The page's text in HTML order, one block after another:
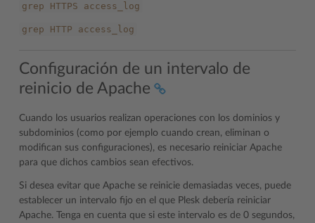
grep HTTPS access_log
grep HTTP access_log
Configuración de un intervalo de
reinicio de Apache
Cuando los usuarios realizan operaciones con los dominios y
subdominios (como por ejemplo cuando crean, eliminan o
modifican sus configuraciones), es necesario reiniciar Apache
para que dichos cambios sean efectivos.
Si desea evitar que Apache se reinicie demasiadas veces, puede
establecer un intervalo fijo en el que Plesk debería reiniciar
Apache. Tenga en cuenta que si este intervalo es de 0 segundos,